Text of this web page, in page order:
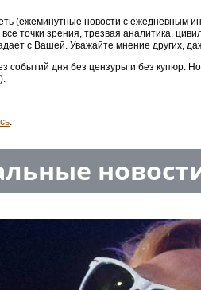
(ежеминутные новости с ежедневным
точки зрения, трезвая аналитика,
с Вашей. Уважайте мнение других,
дня без цензуры и без купюр.
.